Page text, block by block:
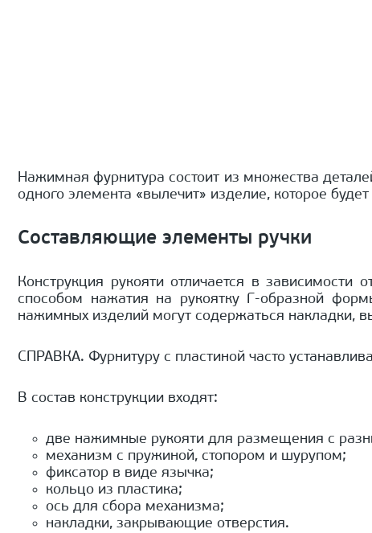
Нажимная фурнитура состоит из множества
одного элемента «вылечит» изделие, которое
Составляющие элементы ручки
Конструкция рукояти отличается в
способом нажатия на рукоятку Г-образной
нажимных изделий могут содержаться накладки,
СПРАВКА. Фурнитуру с пластиной часто
В состав конструкции входят:
две нажимные рукояти для размещения с
механизм с пружиной, стопором и шурупом;
фиксатор в виде язычка;
кольцо из пластика;
ось для сбора механизма;
накладки, закрывающие отверстия.